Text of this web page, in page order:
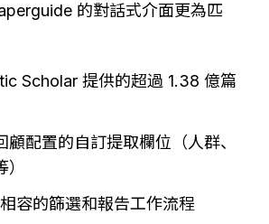
的對話式介面更為匹
Scholar 提供的超過 1.38 億篇
顧配置的自訂提取欄位（人群、
容的篩選和報告工作流程